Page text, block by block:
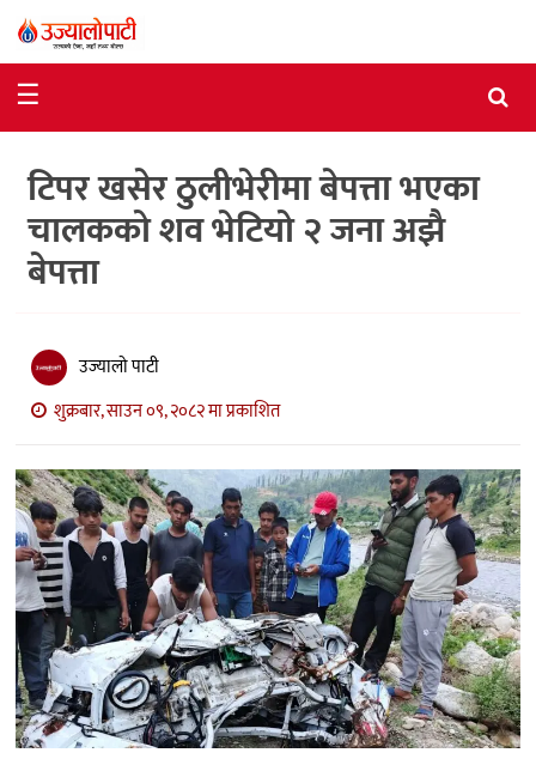
राजनीति
विशेष
आर्थिक
विचार
मनोरञ्जन
प्रविधि
खेलकुद
अन्य
☰
टिपर खसेर ठुलीभेरीमा बेपत्ता भएका
चालकको शव भेटियो २ जना अझै
बेपत्ता
उज्यालो पाटी
शुक्रबार, साउन ०९, २०८२ मा प्रकाशित